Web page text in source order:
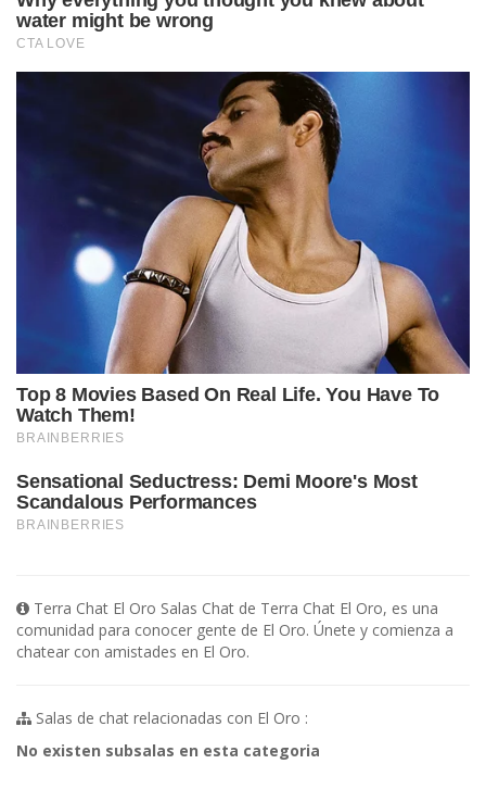
Terra Chat El Oro Salas Chat de Terra Chat El Oro, es una
comunidad para conocer gente de El Oro. Únete y comienza a
chatear con amistades en El Oro.
Salas de chat relacionadas con El Oro :
No existen subsalas en esta categoria